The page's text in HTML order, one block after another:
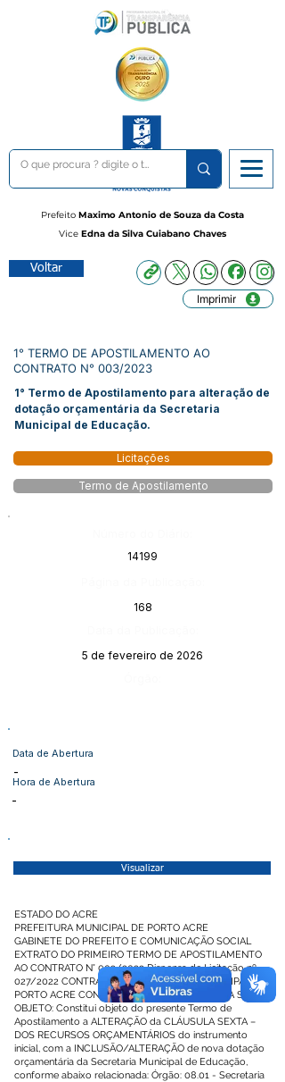
Prefeito Maximo Antonio de Souza da Costa
Vice Edna da Silva Cuiabano Chaves
Voltar
Imprimir
1° TERMO DE APOSTILAMENTO AO
CONTRATO N° 003/2023
1° Termo de Apostilamento para alteração de
dotação orçamentária da Secretaria
Municipal de Educação.
Licitações
Termo de Apostilamento
14199
168
5 de fevereiro de 2026
Data de Abertura
-
Hora de Abertura
-
Visualizar
ESTADO DO ACRE
PREFEITURA MUNICIPAL DE PORTO ACRE
GABINETE DO PREFEITO E COMUNICAÇÃO SOCIAL
EXTRATO DO PRIMEIRO TERMO DE APOSTILAMENTO
AO CONTRATO N° 003/2023 Dispensa de Licitação nº
027/2022 CONTRATANTE: PREFEITURA MUNICIPAL DE
PORTO ACRE CONTRATADA: RAFAEL ROCHA DA SILVA
OBJETO: Constitui objeto do presente Termo de
Apostilamento a ALTERAÇÃO da CLÁUSULA SEXTA –
DOS RECURSOS ORÇAMENTÁRIOS do instrumento
inicial, com a INCLUSÃO/ALTERAÇÃO de nova dotação
orçamentária da Secretaria Municipal de Educação,
conforme abaixo relacionada: Órgão: 08.01 - Secretaria